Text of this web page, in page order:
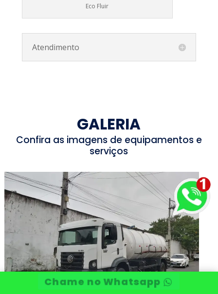
Eco Fluir
Atendimento
GALERIA
Confira as imagens de equipamentos e
serviços
Chame no Whatsapp